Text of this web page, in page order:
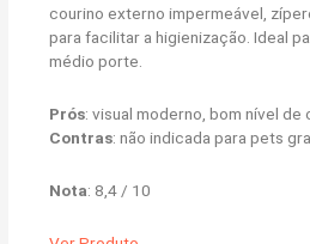
courino externo impermeável,
para facilitar a higienização. Ideal
médio porte.
Prós: visual moderno, bom nível
Contras: não indicada para pets
Nota: 8,4 / 10